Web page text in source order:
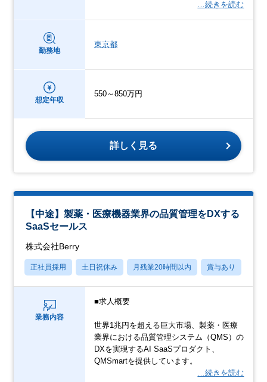
…続きを読む
勤務地
東京都
想定年収
550～850万円
詳しく見る
【中途】製薬・医療機器業界の品質管理をDXする
SaaSセールス
株式会社Berry
正社員採用 土日祝休み 月残業20時間以内 賞与あり
業務内容
■求人概要
世界1兆円を超える巨大市場、製薬・医療
業界における品質管理システム（QMS）の
DXを実現するAI SaaSプロダクト、
QMSmartを提供しています。
…続きを読む